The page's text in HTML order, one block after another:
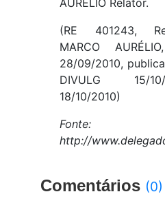
(RE 401243,
MARCO
28/09/2010,
DIVULG 15/
18/10/2010)
Fonte:
http://
Comentários (0)